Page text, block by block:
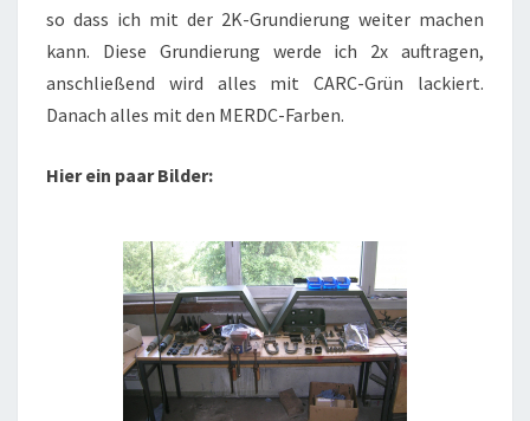
so dass ich mit der 2K-Grundierung weiter machen
kann. Diese Grundierung werde ich 2x auftragen,
anschließend wird alles mit CARC-Grün lackiert.
Danach alles mit den MERDC-Farben.
Hier ein paar Bilder: